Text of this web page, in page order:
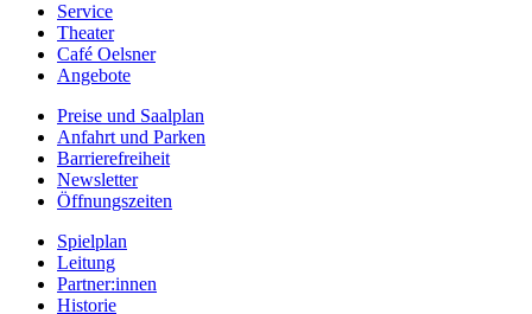
Service
Theater
Café Oelsner
Angebote
Preise und Saalplan
Anfahrt und Parken
Barrierefreiheit
Newsletter
Öffnungszeiten
Spielplan
Leitung
Partner:innen
Historie